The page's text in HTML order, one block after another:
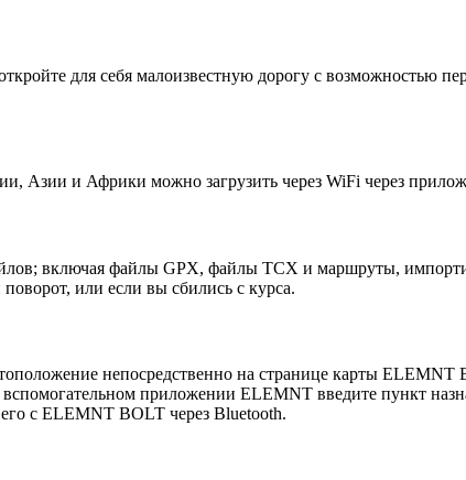
для себя малоизвестную дорогу с возможностью
Азии и Африки можно загрузить через WiFi через
включая файлы GPX, файлы TCX и маршруты,
или если вы сбились с курса.
непосредственно на странице карты ELEMNT
приложении ELEMNT введите пункт
с ELEMNT BOLT через Bluetooth.